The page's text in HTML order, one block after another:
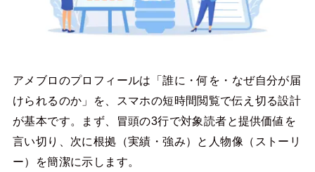
アメブロのプロフィールは「誰に・何を・なぜ自分が届
けられるのか」を、スマホの短時間閲覧で伝え切る設計
が基本です。まず、冒頭の3行で対象読者と提供価値を
言い切り、次に根拠（実績・強み）と人物像（ストーリ
ー）を簡潔に示します。